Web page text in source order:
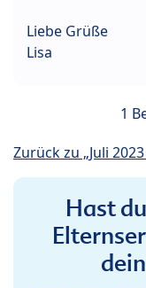
Liebe Grüße
Lisa
1
Zurück zu „Juli
Hast